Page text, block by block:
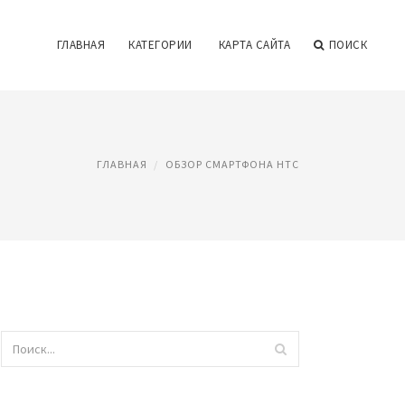
ГЛАВНАЯ КАТЕГОРИИ КАРТА САЙТА ПОИСК
ГЛАВНАЯ ОБЗОР СМАРТФОНА HTC